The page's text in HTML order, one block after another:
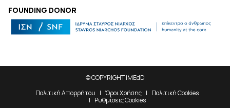
FOUNDING DONOR
© COPYRIGHT iMEdD
Πολιτική Απορρήτου
Όροι Χρήσης
Πολιτική Cookies
Ρυθμίσεις Cookies